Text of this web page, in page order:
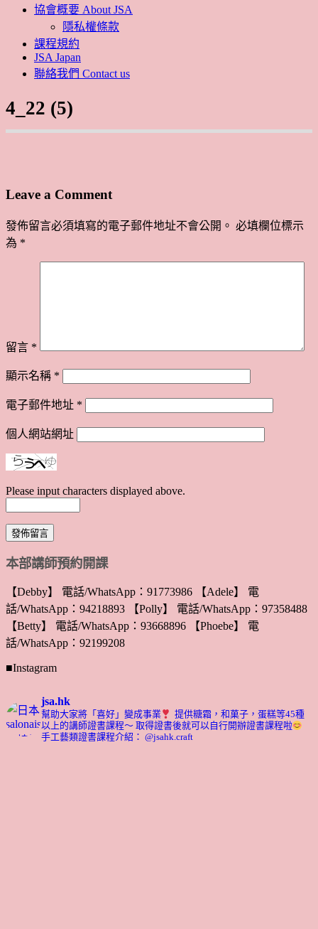
協會概要 About JSA
隱私權條款
課程規約
JSA Japan
聯絡我們 Contact us
4_22 (5)
Leave a Comment
發佈留言必須填寫的電子郵件地址不會公開。 必填欄位標示
為 *
留言 *
顯示名稱 *
電子郵件地址 *
個人網站網址
Please input characters displayed above.
本部講師預約開課
【Debby】 電話/WhatsApp：91773986 【Adele】 電
話/WhatsApp：94218893 【Polly】 電話/WhatsApp：97358488
【Betty】 電話/WhatsApp：93668896 【Phoebe】 電
話/WhatsApp：92199208
■Instagram
jsa.hk
幫助大家將「喜好」變成事業
提供糖霜，和菓子，蛋糕等45種
以上的講師證書課程～ 取得證書後就可以自行開辦證書課程啦
手工藝類證書課程介紹： @jsahk.craft